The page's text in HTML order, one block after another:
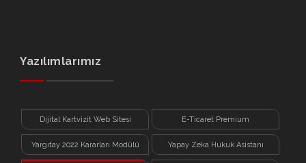
Yazılımlarımız
Dijital Kartvizit Web Sitesi E-Ticaret Premium
Yargıtay 2022 Kararları Modülü Yapay Zeka Hukuk Asistanı